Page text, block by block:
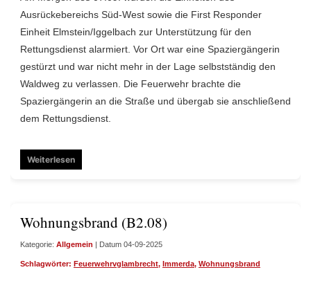
Ausrückebereichs Süd-West sowie die First Responder
Einheit Elmstein/Iggelbach zur Unterstützung für den
Rettungsdienst alarmiert. Vor Ort war eine Spaziergängerin
gestürzt und war nicht mehr in der Lage selbstständig den
Waldweg zu verlassen. Die Feuerwehr brachte die
Spaziergängerin an die Straße und übergab sie anschließend
dem Rettungsdienst.
Weiterlesen
Wohnungsbrand (B2.08)
Kategorie: Allgemein | Datum 04-09-2025
Schlagwörter: Feuerwehrvglambrecht, Immerda, Wohnungsbrand